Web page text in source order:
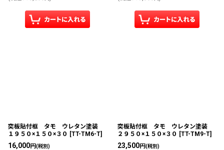
突板貼付框 タモ ウレタン塗装
１９５０×１５０×３０ [TT-TM6-T]
16,000円(税別)
突板貼付框 タモ ウレタン塗装
２９５０×１５０×３０ [TT-TM9-T]
23,500円(税別)